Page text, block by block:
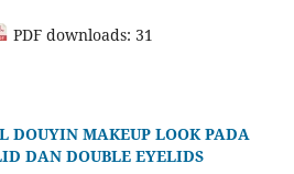
PDF downloads: 31
DOUYIN MAKEUP LOOK PADA
DAN DOUBLE EYELIDS